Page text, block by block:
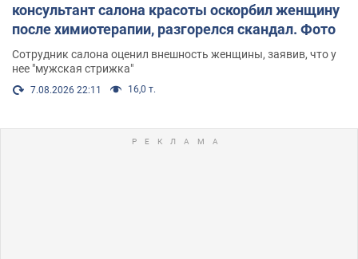
консультант салона красоты оскорбил женщину
после химиотерапии, разгорелся скандал. Фото
Сотрудник салона оценил внешность женщины, заявив, что у
нее "мужская стрижка"
7.08.2026 22:11 16,0 т.